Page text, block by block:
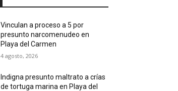
Vinculan a proceso a 5 por
presunto narcomenudeo en
Playa del Carmen
4 agosto, 2026
Indigna presunto maltrato a crías
de tortuga marina en Playa del